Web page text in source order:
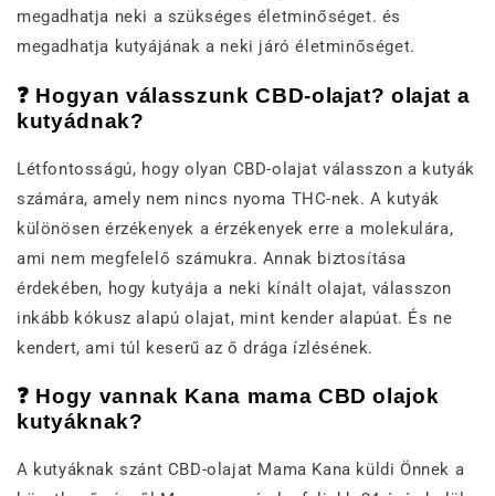
megadhatja neki a szükséges életminőséget. és
megadhatja kutyájának a neki járó életminőséget.
❓ Hogyan válasszunk CBD-olajat? olajat a
kutyádnak?
Létfontosságú, hogy olyan CBD-olajat válasszon a kutyák
számára, amely nem nincs nyoma THC-nek. A kutyák
különösen érzékenyek a érzékenyek erre a molekulára,
ami nem megfelelő számukra. Annak biztosítása
érdekében, hogy kutyája a neki kínált olajat, válasszon
inkább kókusz alapú olajat, mint kender alapúat. És ne
kendert, ami túl keserű az ő drága ízlésének.
❓ Hogy vannak Kana mama CBD olajok
kutyáknak?
A kutyáknak szánt CBD-olajat Mama Kana küldi Önnek a